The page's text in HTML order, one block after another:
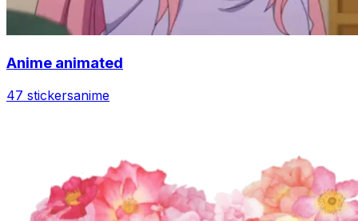
Anime animated
47 stickersanime